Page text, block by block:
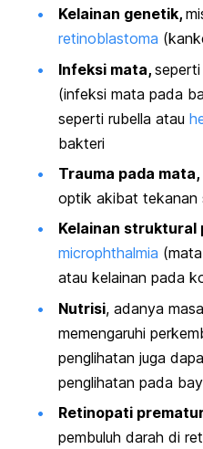
Kelainan genetik,
retinoblastoma
Infeksi mata,
(infeksi mata pada
seperti rubella atau
bakteri
Trauma pada mata,
optik akibat tekanan
Kelainan struktural
microphthalmia
atau kelainan pada
Nutrisi, adanya
memengaruhi
penglihatan juga
penglihatan pada
Retinopati
pembuluh darah di